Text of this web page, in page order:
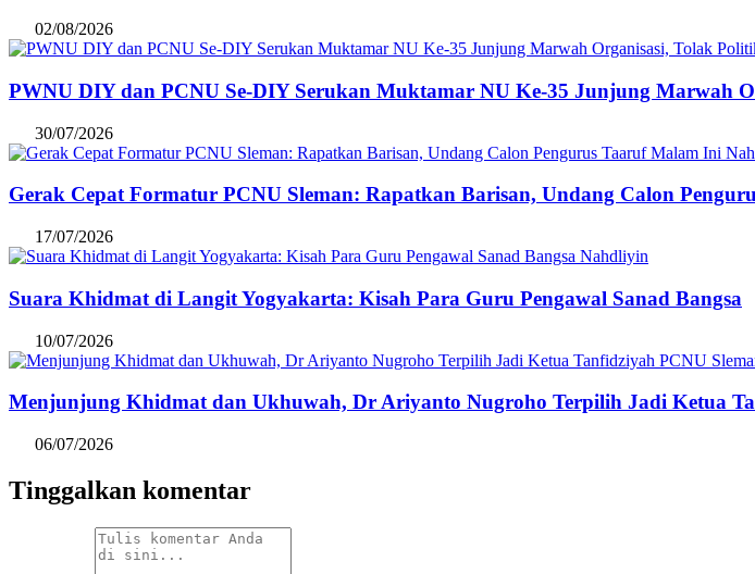
02/08/2026
PWNU DIY dan PCNU Se-DIY Serukan Muktamar NU Ke-35 Junjung Marwah
30/07/2026
Gerak Cepat Formatur PCNU Sleman: Rapatkan Barisan, Undang Calon
17/07/2026
Nahdliyin
Suara Khidmat di Langit Yogyakarta: Kisah Para Guru Pengawal Sanad Bangsa
10/07/2026
Menjunjung Khidmat dan Ukhuwah, Dr Ariyanto Nugroho Terpilih Jadi Ketua
06/07/2026
Tinggalkan komentar